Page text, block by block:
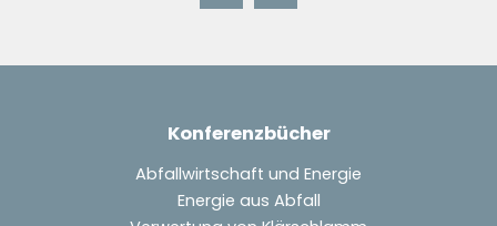
Konferenzbücher
Abfallwirtschaft und Energie
Energie aus Abfall